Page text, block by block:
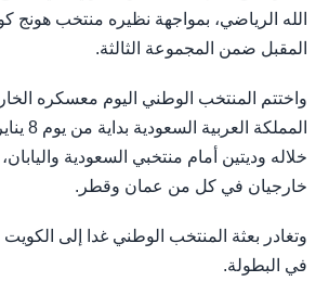
الله الرياضي، بمواجهة نظيره منتخب هونج
المقبل ضمن المجموعة الثالثة.
واختتم المنتخب الوطني اليوم معسكره
المملكة
خلاله وديتين أمام منتخبي السعودية
خارجيان في كل من عمان وقطر.
وتغادر بعثة المنتخب الوطني غدا إلى
في البطولة.